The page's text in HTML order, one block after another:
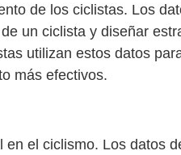
de los ciclistas. Los
un ciclista y diseñar
utilizan estos datos
más efectivos.
el ciclismo. Los datos